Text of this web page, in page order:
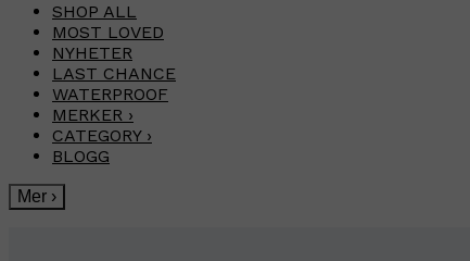
SHOP ALL
MOST LOVED
NYHETER
LAST CHANCE
WATERPROOF
MERKER ›
CATEGORY ›
BLOGG
Mer ›